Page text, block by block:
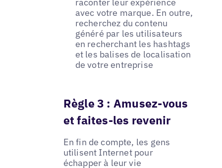
raconter leur expérience
avec votre marque. En outre,
recherchez du contenu
généré par les utilisateurs
en recherchant les hashtags
et les balises de localisation
de votre entreprise
Règle 3 : Amusez-vous
et faites-les revenir
En fin de compte, les gens
utilisent Internet pour
échapper à leur vie